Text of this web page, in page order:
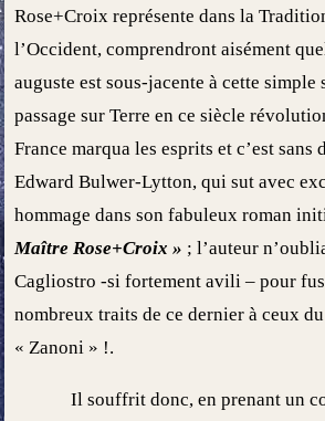
Rose+Croix représente dans la
l’Occident, comprendront aisément
auguste est sous-jacente à cette
passage sur Terre en ce siècle
France marqua les esprits et c’est
Edward Bulwer-Lytton, qui sut avec
hommage dans son fabuleux roman
Maître Rose+Croix » ; l’auteur
Cagliostro -si fortement avili – pour
nombreux traits de ce dernier à ceux
« Zanoni » !.
Il souffrit donc, en prenant un